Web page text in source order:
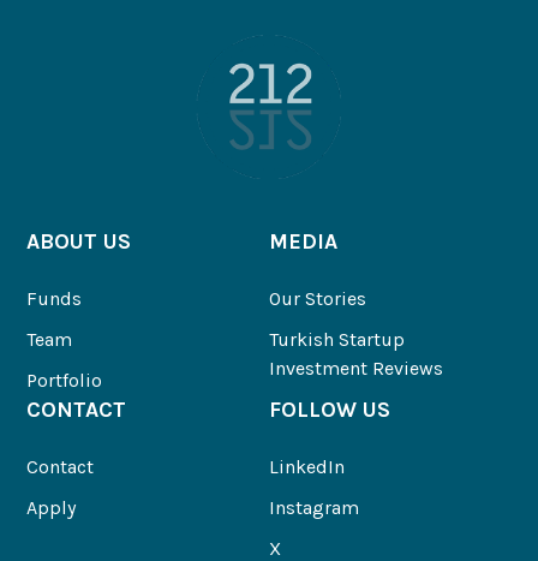
ABOUT US
Funds
Team
Portfolio
MEDIA
Our Stories
Turkish Startup
Investment Reviews
CONTACT
Contact
Apply
FOLLOW US
LinkedIn
Instagram
X